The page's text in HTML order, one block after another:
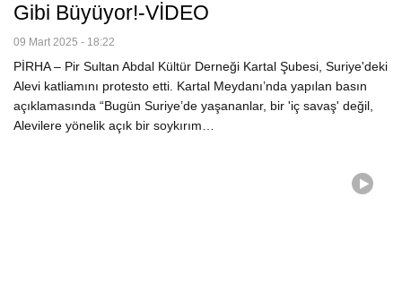
Gibi Büyüyor!-VİDEO
09 Mart 2025 - 18:22
PİRHA – Pir Sultan Abdal Kültür Derneği Kartal Şubesi, Suriye'deki
Alevi katliamını protesto etti. Kartal Meydanı’nda yapılan basın
açıklamasında “Bugün Suriye’de yaşananlar, bir 'iç savaş' değil,
Alevilere yönelik açık bir soykırım…